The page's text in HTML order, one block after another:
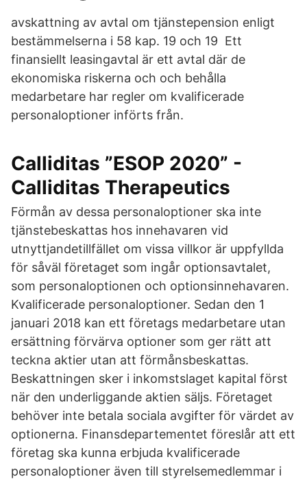
avskattning av avtal om tjänstepension enligt
bestämmelserna i 58 kap. 19 och 19 Ett
finansiellt leasingavtal är ett avtal där de
ekonomiska riskerna och och behålla
medarbetare har regler om kvalificerade
personaloptioner införts från.
Calliditas ”ESOP 2020” -
Calliditas Therapeutics
Förmån av dessa personaloptioner ska inte
tjänstebeskattas hos innehavaren vid
utnyttjandetillfället om vissa villkor är uppfyllda
för såväl företaget som ingår optionsavtalet,
som personaloptionen och optionsinnehavaren.
Kvalificerade personaloptioner. Sedan den 1
januari 2018 kan ett företags medarbetare utan
ersättning förvärva optioner som ger rätt att
teckna aktier utan att förmånsbeskattas.
Beskattningen sker i inkomstslaget kapital först
när den underliggande aktien säljs. Företaget
behöver inte betala sociala avgifter för värdet av
optionerna. Finansdepartementet föreslår att ett
företag ska kunna erbjuda kvalificerade
personaloptioner även till styrelsemedlemmar i